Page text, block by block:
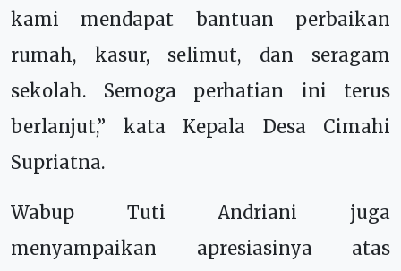
kami mendapat bantuan perbaikan
rumah, kasur, selimut, dan seragam
sekolah. Semoga perhatian ini terus
berlanjut,” kata Kepala Desa Cimahi
Supriatna.
Wabup Tuti Andriani juga
menyampaikan apresiasinya atas